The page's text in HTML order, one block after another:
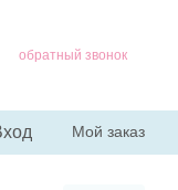
обратный звонок
Мой заказ